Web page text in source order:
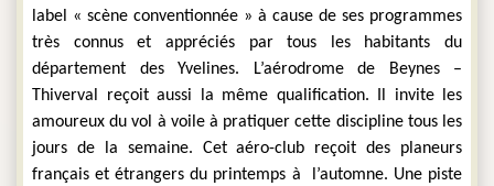
label « scène conventionnée » à cause de ses programmes
très connus et appréciés par tous les habitants du
département des Yvelines. L’aérodrome de Beynes –
Thiverval reçoit aussi la même qualification. Il invite les
amoureux du vol à voile à pratiquer cette discipline tous les
jours de la semaine. Cet aéro-club reçoit des planeurs
français et étrangers du printemps à  l’automne. Une piste